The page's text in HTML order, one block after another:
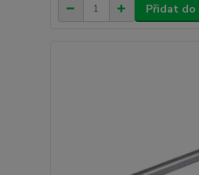
Přidat do